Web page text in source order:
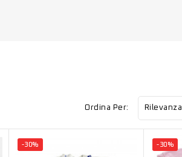
Ordina Per: Rilevanza
-30% -30%